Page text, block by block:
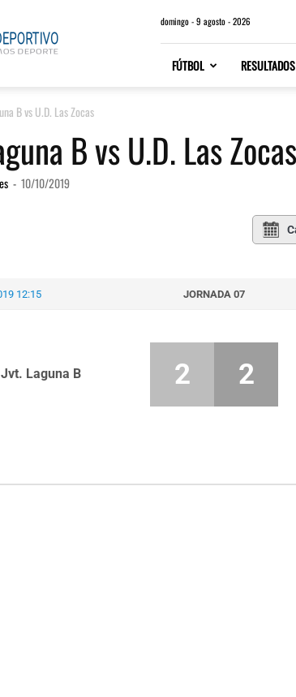
domingo - 9 agosto - 2026
FÚTBOL RESULTADOS
B vs U.D. Las Zocas
B vs U.D. Las Zocas
- 10/10/2019
12:15 JORNADA 07
Jvt. Laguna B 2 2